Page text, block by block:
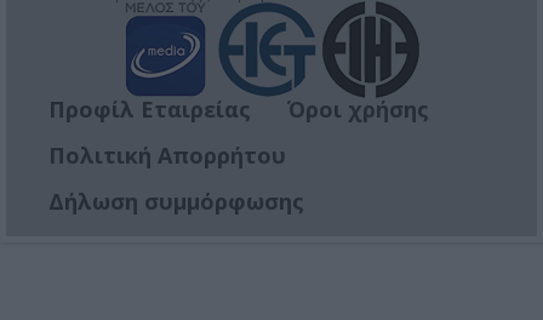
Προφίλ Εταιρείας
Όροι χρήσης
Πολιτική Απορρήτου
Δήλωση συμμόρφωσης